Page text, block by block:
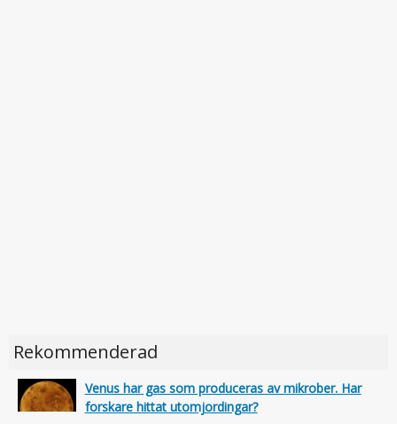
Rekommenderad
Venus har gas som produceras av mikrober. Har
forskare hittat utomjordingar?